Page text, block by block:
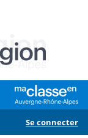
Se connecter